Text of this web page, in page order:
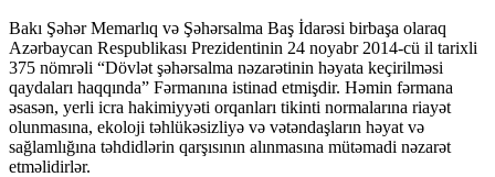
Bakı Şəhər Memarlıq və Şəhərsalma Baş İdarəsi birbaşa olaraq
Azərbaycan Respublikası Prezidentinin 24 noyabr 2014-cü il tarixli
375 nömrəli “Dövlət şəhərsalma nəzarətinin həyata keçirilməsi
qaydaları haqqında” Fərmanına istinad etmişdir. Həmin fərmana
əsasən, yerli icra hakimiyyəti orqanları tikinti normalarına riayət
olunmasına, ekoloji təhlükəsizliyə və vətəndaşların həyat və
sağlamlığına təhdidlərin qarşısının alınmasına mütəmadi nəzarət
etməlidirlər.